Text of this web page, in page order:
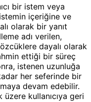
bir istem veya
içeriğine ve
olarak bir yanıt
adı verilen,
dayalı olarak
ettiği bir süreç
istenen uzunluğa
her seferinde bir
devam edebilir.
üzere kullanıcıya geri